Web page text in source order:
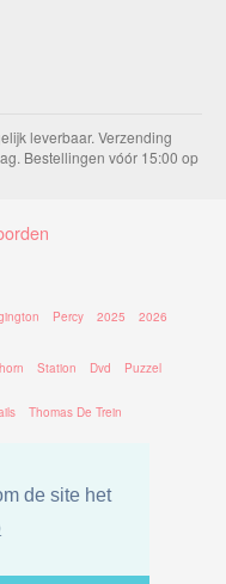
de site het
leverbaar. Verzending
Bestellingen vóór 15:00 op
Percy 2025 2026
Station Dvd Puzzel
Thomas De Trein